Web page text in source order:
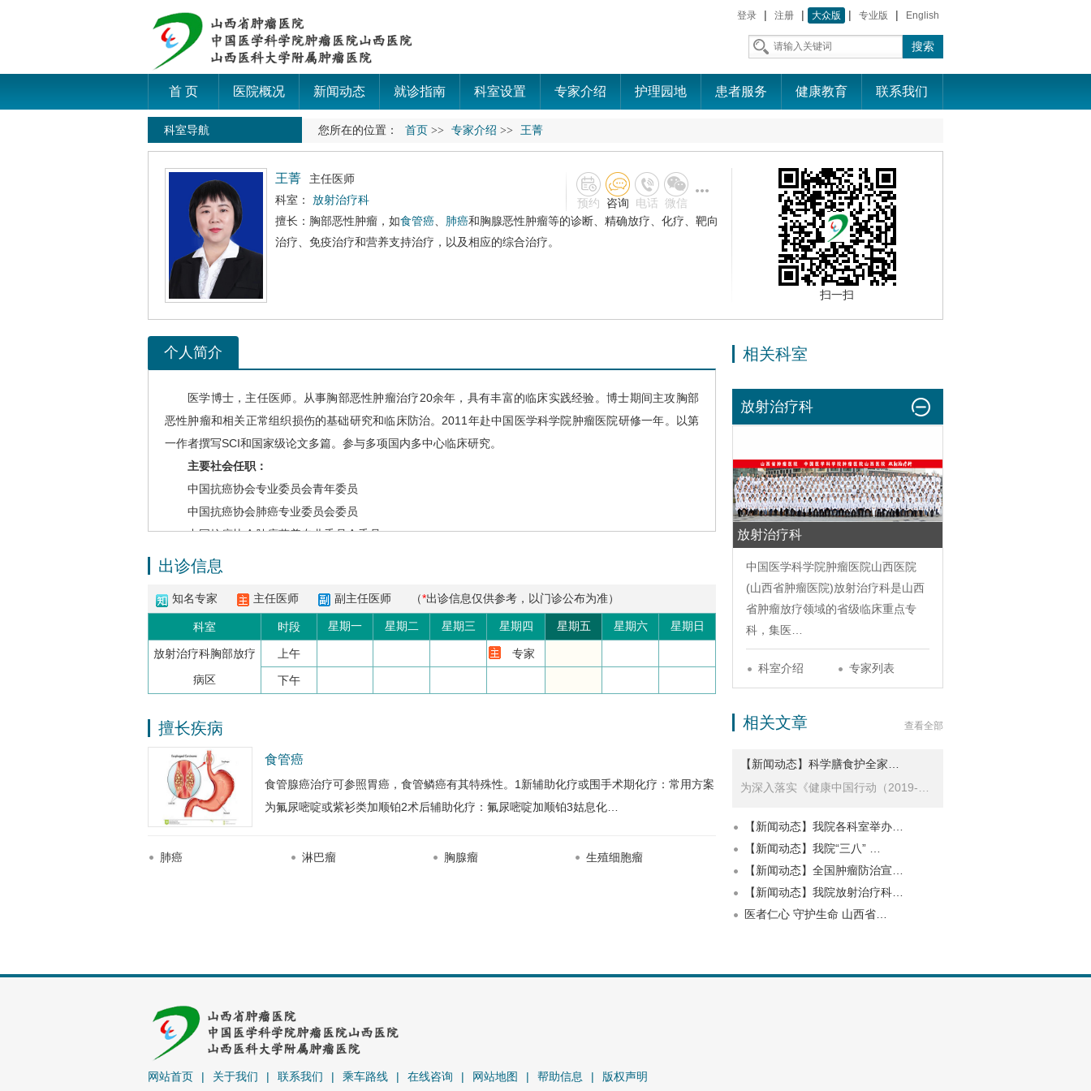
登录 | 注册 | 大众版 | 专业版 | English
首 页 医院概况 新闻动态 就诊指南 科室设置 专家介绍 护理园地 患者服务 健康教育 联系我们
您所在的位置： 首页 >> 专家介绍 >> 王菁
科室导航
王菁
主任医师
科室： 放射治疗科
擅长：胸部恶性肿瘤，如食管癌 肺癌和胸腺恶性肿瘤等的诊断、精确放疗、化疗、靶向
治疗、免疫治疗和营养支持治疗，以及相应的综合治疗。
预约 咨询 电话 微信
扫一扫
个人简介
医学博士，主任医师。从事胸部恶性肿瘤治疗20余年，具有丰富的临床实践经验。博士期间主攻胸部
恶性肿瘤和相关正常组织损伤的基础研究和临床防治。2011年赴中国医学科学院肿瘤医院研修一年。以第
一作者撰写SCI和国家级论文多篇。参与多项国内多中心临床研究。
主要社会任职：
中国抗癌协会专业委员会青年委员
中国抗癌协会肺癌专业委员会委员
中国抗癌协会肿瘤营养专业委员会委员
CRTOG放射免疫青年委员会委员
山西省医学会放射肿瘤学专业委员会委员兼秘书
山西省抗癌协会
放射肿瘤学专业委员会委员兼秘书
山西省医师协会肿瘤放射治疗分会副总干事
山西省抗癌协会食管癌专业委员会青年委员会委员
山西省抗癌协会纵膈肿瘤专业委员会委员
山西省医师协会老年医师分会老年肿瘤专业委员会委员
山西省专家学者协会健康教育专业委员会委员
出诊信息
知名专家 主任医师 副主任医师 （*出诊信息仅供参考，以门诊公布为准）
科室 时段 星期一 星期二 星期三 星期四 星期五 星期六 星期日
放射治疗科胸部放疗
病区
上午 专家
下午
擅长疾病
食管癌
食管腺癌治疗可参照胃癌 ，食管鳞癌有其特殊性。1新辅助化疗或围手术期化疗：常用方案
为氟尿嘧啶或紫衫类加顺铂2术后辅助化疗：氟尿嘧啶加顺铂3姑息化…
肺癌 淋巴瘤 胸腺瘤 生殖细胞瘤
相关科室
放射治疗科
放射治疗科
中国医学科学院肿瘤医院山西医院
(山西省肿瘤医院)放射治疗科是山西
省肿瘤放疗领域的省级临床重点专
科，集医…
科室介绍 专家列表
查看全部
相关文章
【新闻动态】科学膳食护全家…
【新闻动态】我院各科室举办…
【新闻动态】我院“三八” …
【新闻动态】全国肿瘤防治宣…
【新闻动态】我院放射治疗科…
医者仁心 守护生命 山西省…
网站首页 | 关于我们 | 联系我们 | 乘车路线 | 在线咨询 | 网站地图 | 帮助信息 | 版权声明